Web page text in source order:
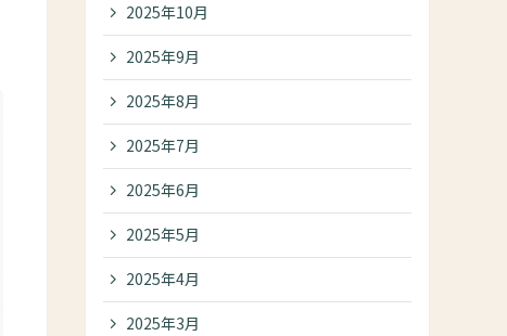
2025年10月
2025年9月
2025年8月
2025年7月
2025年6月
2025年5月
2025年4月
2025年3月